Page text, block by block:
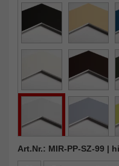
Art.Nr.: MIR-PP-SZ-99 |